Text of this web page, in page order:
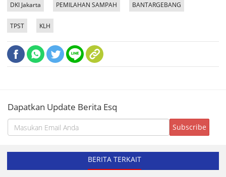
DKI Jakarta PEMILAHAN SAMPAH BANTARGEBANG
TPST KLH
Dapatkan Update Berita Esq
BERITA TERKAIT